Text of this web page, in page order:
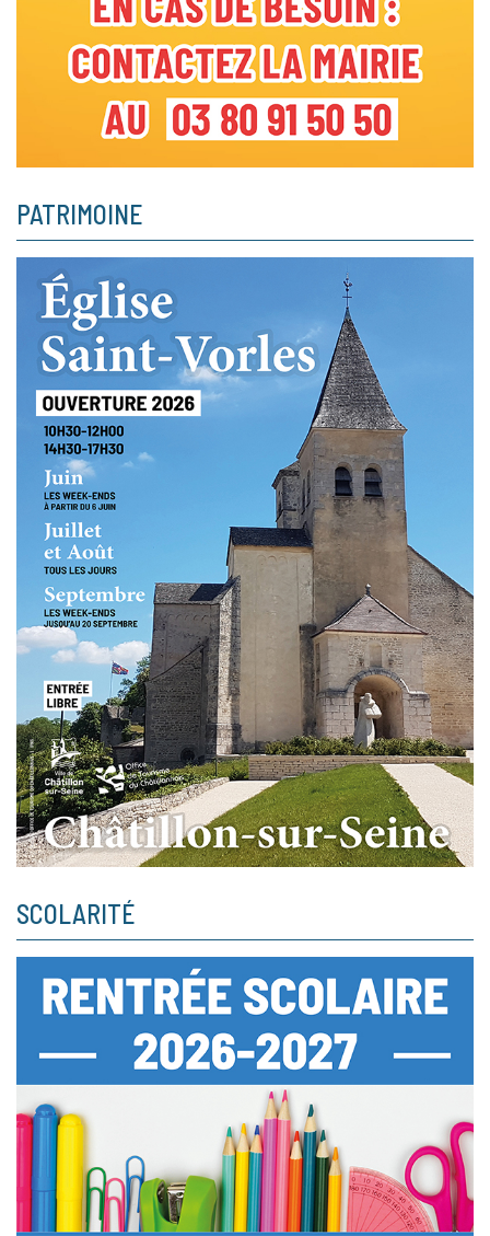
PATRIMOINE
SCOLARITÉ